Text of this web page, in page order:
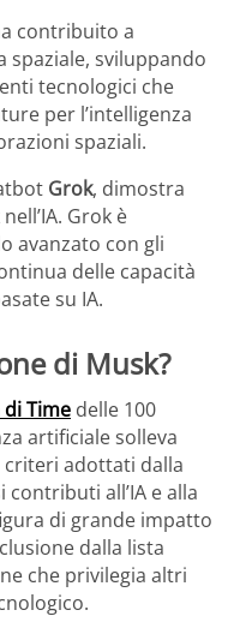
contribuito a
spaziale, sviluppando
tecnologici che
per l’intelligenza
spaziali.
Grok, dimostra
Grok è
avanzato con gli
delle capacità
su IA.
di Musk?
di Time delle 100
artificiale solleva
criteri adottati dalla
all’IA e alla
di grande impatto
dalla lista
che privilegia altri